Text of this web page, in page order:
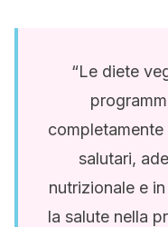
“Le diete
salutari,
nutrizionale e
la salute nella